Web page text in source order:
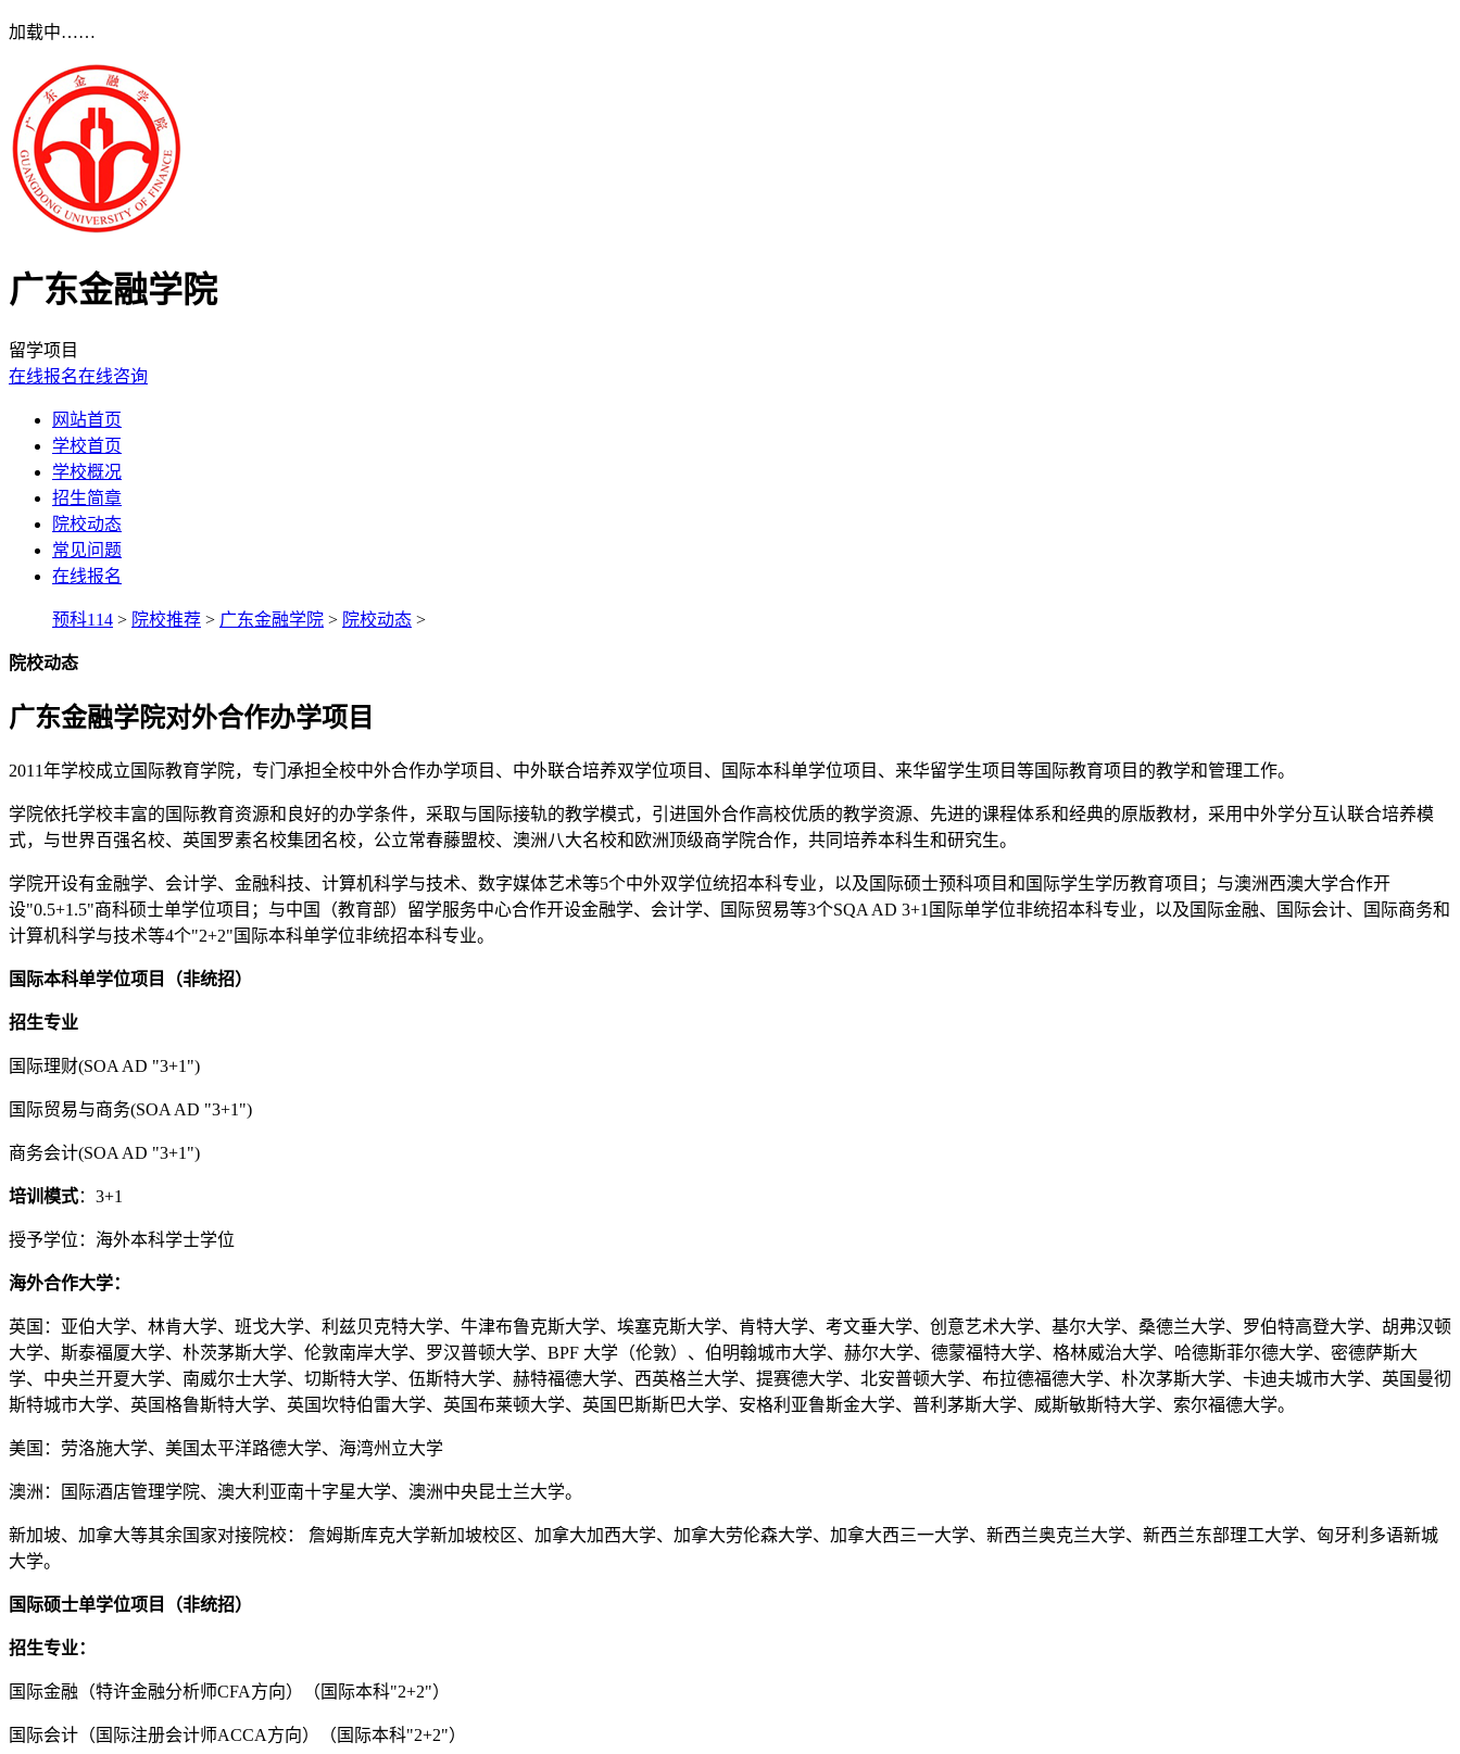
加载中……
广东金融学院
留学项目
在线报名在线咨询
网站首页
学校首页
学校概况
招生简章
院校动态
常见问题
在线报名
预科114 > 院校推荐 > 广东金融学院 > 院校动态 >
院校动态
广东金融学院对外合作办学项目
2011年学校成立国际教育学院，专门承担全校中外合作办学项目、中外联合培养双学位项目、国际本科单学位项目、来华留学生项目等国际教育项目的教学和管理工作。
学院依托学校丰富的国际教育资源和良好的办学条件，采取与国际接轨的教学模式，引进国外合作高校优质的教学资源、先进的课程体系和经典的原版教材，采用中外学分互认联合培养模
式，与世界百强名校、英国罗素名校集团名校，公立常春藤盟校、澳洲八大名校和欧洲顶级商学院合作，共同培养本科生和研究生。
学院开设有金融学、会计学、金融科技、计算机科学与技术、数字媒体艺术等5个中外双学位统招本科专业，以及国际硕士预科项目和国际学生学历教育项目；与澳洲西澳大学合作开
设"0.5+1.5"商科硕士单学位项目；与中国（教育部）留学服务中心合作开设金融学、会计学、国际贸易等3个SQA AD 3+1国际单学位非统招本科专业，以及国际金融、国际会计、国际商务和
计算机科学与技术等4个"2+2"国际本科单学位非统招本科专业。
国际本科单学位项目（非统招）
招生专业
国际理财(SOA AD "3+1")
国际贸易与商务(SOA AD "3+1")
商务会计(SOA AD "3+1")
培训模式：3+1
授予学位：海外本科学士学位
海外合作大学：
英国：亚伯大学、林肯大学、班戈大学、利兹贝克特大学、牛津布鲁克斯大学、埃塞克斯大学、肯特大学、考文垂大学、创意艺术大学、基尔大学、桑德兰大学、罗伯特高登大学、胡弗汉顿
大学、斯泰福厦大学、朴茨茅斯大学、伦敦南岸大学、罗汉普顿大学、BPF 大学（伦敦）、伯明翰城市大学、赫尔大学、德蒙福特大学、格林威治大学、哈德斯菲尔德大学、密德萨斯大
学、中央兰开夏大学、南威尔士大学、切斯特大学、伍斯特大学、赫特福德大学、西英格兰大学、提赛德大学、北安普顿大学、布拉德福德大学、朴次茅斯大学、卡迪夫城市大学、英国曼彻
斯特城市大学、英国格鲁斯特大学、英国坎特伯雷大学、英国布莱顿大学、英国巴斯斯巴大学、安格利亚鲁斯金大学、普利茅斯大学、威斯敏斯特大学、索尔福德大学。
美国：劳洛施大学、美国太平洋路德大学、海湾州立大学
澳洲：国际酒店管理学院、澳大利亚南十字星大学、澳洲中央昆士兰大学。
新加坡、加拿大等其余国家对接院校： 詹姆斯库克大学新加坡校区、加拿大加西大学、加拿大劳伦森大学、加拿大西三一大学、新西兰奥克兰大学、新西兰东部理工大学、匈牙利多语新城
大学。
国际硕士单学位项目（非统招）
招生专业：
国际金融（特许金融分析师CFA方向）（国际本科"2+2"）
国际会计（国际注册会计师ACCA方向）（国际本科"2+2"）